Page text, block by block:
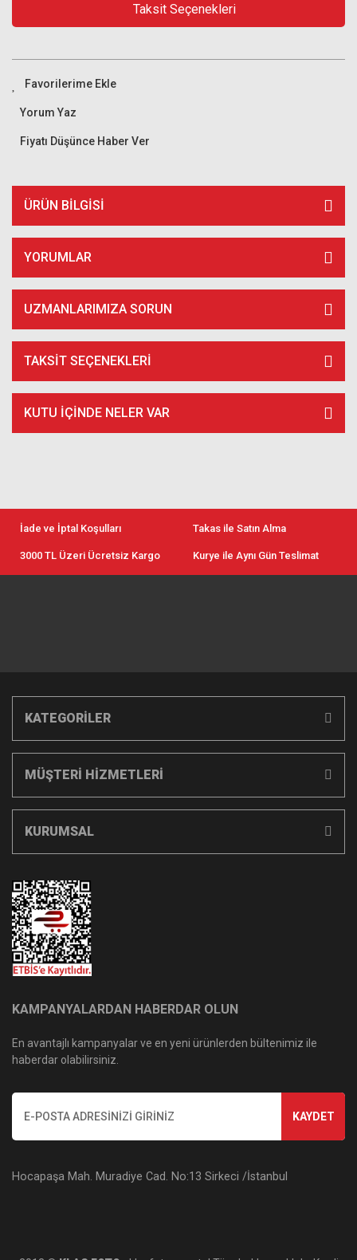
Taksit Seçenekleri
Yorum Yaz
Fiyatı Düşünce Haber Ver
ÜRÜN BILGISI
YORUMLAR
UZMANLARIMIZA SORUN
TAKSIT SEÇENEKLERI
KUTU İÇİNDE NELER VAR
İade ve İptal Koşulları Takas ile Satın Alma
3000 TL Üzeri Ücretsiz Kargo Kurye ile Aynı Gün Teslimat
KATEGORİLER
MÜŞTERİ HİZMETLERİ
KURUMSAL
KAMPANYALARDAN HABERDAR OLUN
En avantajlı kampanyalar ve en yeni ürünlerden bültenimiz ile
haberdar olabilirsiniz.
KAYDET
Hocapaşa Mah. Muradiye Cad. No:13 Sirkeci /İstanbul